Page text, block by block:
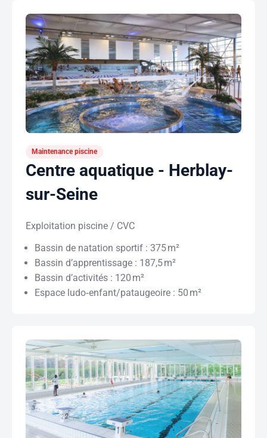
Maintenance piscine
Centre aquatique - Herblay-
sur-Seine
Exploitation piscine / CVC
Bassin de natation sportif : 375 m²
Bassin d’apprentissage : 187,5 m²
Bassin d’activités : 120 m²
Espace ludo‑enfant/pataugeoire : 50 m²